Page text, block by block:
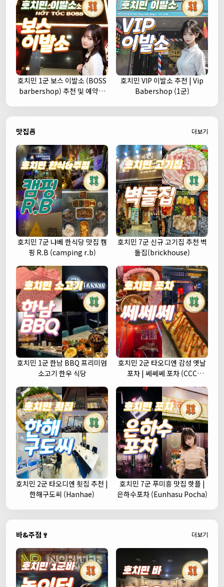
호치민 1군 보스 이발소 (BOSS
barbershop) 추천 및 예약안
호치민 VIP 이발소 추천 | Vip
Babershop (1군)
맛집🍜 더보기
호치민 7군 냐베 한식당 맛집 캠
핑 R.B (camping r.b)
호치민 7군 신규 고기집 추천 벽
돌집(brickhouse)
호치민 1군 한남 BBQ 프리미엄
소고기 한우 식당
호치민 2군 타오디엔 감성 옛날
포차 | 쎄쎄쎄 포차 (CCC
호치민 2군 타오디엔 횟집 추천 |
한해구도씨 (Hanhae)
호치민 7군 푸미흥 맛집 핫플 |
은하수포차 (Eunhasu Pocha)
바&주점🍷 더보기